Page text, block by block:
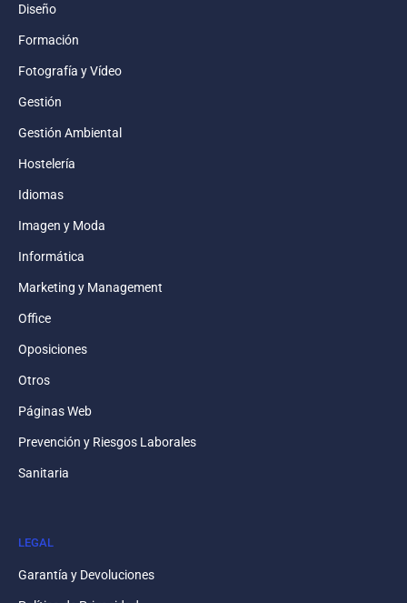
Diseño
Formación
Fotografía y Vídeo
Gestión
Gestión Ambiental
Hostelería
Idiomas
Imagen y Moda
Informática
Marketing y Management
Office
Oposiciones
Otros
Páginas Web
Prevención y Riesgos Laborales
Sanitaria
LEGAL
Garantía y Devoluciones